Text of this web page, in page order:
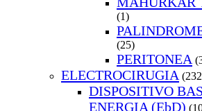
(1)
(25)
PERITONEA
ELECTROCIRUGIA
DISPOSITIVO
ENERGIA (EbD)